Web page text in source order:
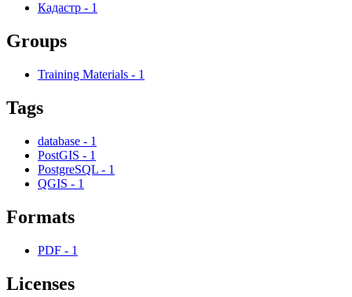
Кадастр - 1
Groups
Training Materials - 1
Tags
database - 1
PostGIS - 1
PostgreSQL - 1
QGIS - 1
Formats
PDF - 1
Licenses